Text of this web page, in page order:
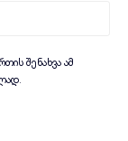
შენახვა ამ